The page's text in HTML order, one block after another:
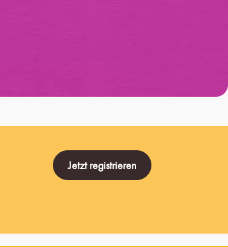
Jetzt registrieren